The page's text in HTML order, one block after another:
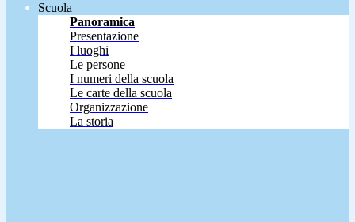
Scuola
Panoramica
Presentazione
I luoghi
Le persone
I numeri della scuola
Le carte della scuola
Organizzazione
La storia